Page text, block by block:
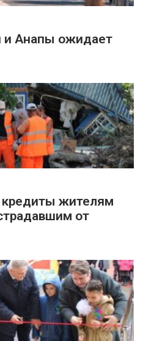
и Анапы ожидает
кредиты жителям
от